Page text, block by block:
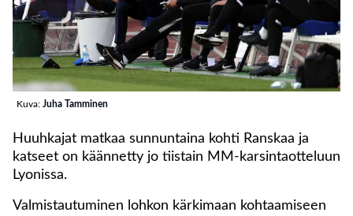
Kuva: Juha Tamminen
Huuhkajat matkaa sunnuntaina kohti Ranskaa ja
katseet on käännetty jo tiistain MM-karsintaotteluun
Lyonissa.
Valmistautuminen lohkon kärkimaan kohtaamiseen